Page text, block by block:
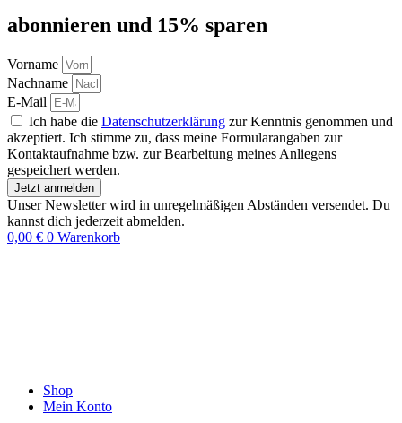
abon­nie­ren und 15% sparen
Vorname
Nachname
E-Mail
Ich habe die Datenschutzerklärung zur Kenntnis genommen und
akzeptiert. Ich stimme zu, dass meine Formularangaben zur
Kontaktaufnahme bzw. zur Bearbeitung meines Anliegens
gespeichert werden.
Jetzt anmelden
Unser Newsletter wird in unregelmäßigen Abständen versendet. Du
kannst dich jederzeit abmelden.
0,00 € 0 Warenkorb
Shop
Mein Konto